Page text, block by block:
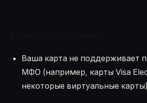
Ваша карта не поддерживает
МФО (например, карты Visa
некоторые виртуальные карты)